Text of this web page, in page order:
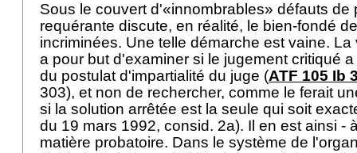
Sous le couvert d'«innombrables» défauts de
requérante discute, en réalité, le bien-fondé
incriminées. Une telle démarche est vaine.
a pour but d'examiner si le jugement critiqué
du postulat d'impartialité du juge (ATF 105 Ib
303), et non de rechercher, comme le ferait
si la solution arrêtée est la seule qui soit
du 19 mars 1992, consid. 2a). Il en est ainsi -
matière probatoire. Dans le système de